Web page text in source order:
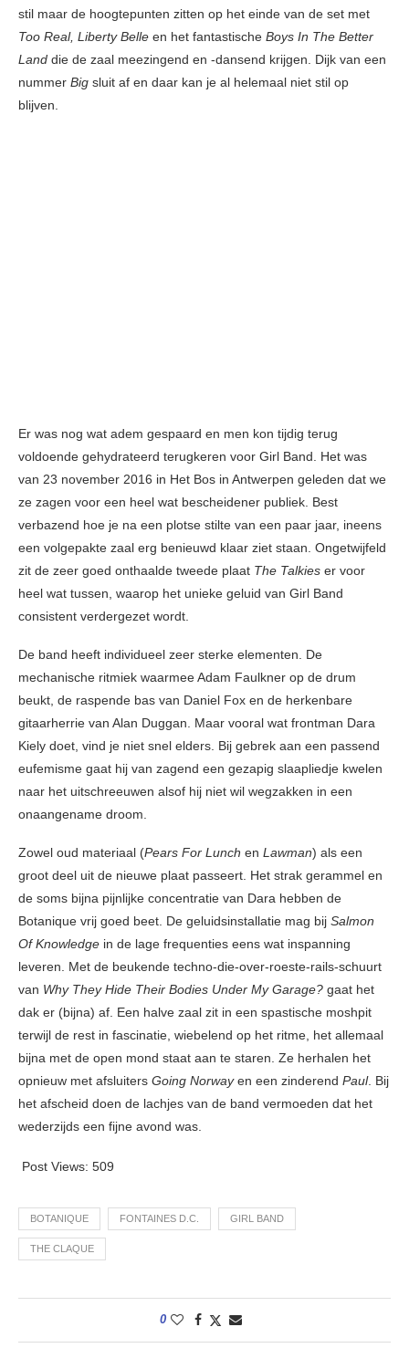
stil maar de hoogtepunten zitten op het einde van de set met
Too Real, Liberty Belle en het fantastische Boys In The Better
Land die de zaal meezingend en -dansend krijgen. Dijk van een
nummer Big sluit af en daar kan je al helemaal niet stil op
blijven.
Er was nog wat adem gespaard en men kon tijdig terug
voldoende gehydrateerd terugkeren voor Girl Band. Het was
van 23 november 2016 in Het Bos in Antwerpen geleden dat we
ze zagen voor een heel wat bescheidener publiek. Best
verbazend hoe je na een plotse stilte van een paar jaar, ineens
een volgepakte zaal erg benieuwd klaar ziet staan. Ongetwijfeld
zit de zeer goed onthaalde tweede plaat The Talkies er voor
heel wat tussen, waarop het unieke geluid van Girl Band
consistent verdergezet wordt.
De band heeft individueel zeer sterke elementen. De
mechanische ritmiek waarmee Adam Faulkner op de drum
beukt, de raspende bas van Daniel Fox en de herkenbare
gitaarherrie van Alan Duggan. Maar vooral wat frontman Dara
Kiely doet, vind je niet snel elders. Bij gebrek aan een passend
eufemisme gaat hij van zagend een gezapig slaapliedje kwelen
naar het uitschreeuwen alsof hij niet wil wegzakken in een
onaangename droom.
Zowel oud materiaal (Pears For Lunch en Lawman) als een
groot deel uit de nieuwe plaat passeert. Het strak gerammel en
de soms bijna pijnlijke concentratie van Dara hebben de
Botanique vrij goed beet. De geluidsinstallatie mag bij Salmon
Of Knowledge in de lage frequenties eens wat inspanning
leveren. Met de beukende techno-die-over-roeste-rails-schuurt
van Why They Hide Their Bodies Under My Garage? gaat het
dak er (bijna) af. Een halve zaal zit in een spastische moshpit
terwijl de rest in fascinatie, wiebelend op het ritme, het allemaal
bijna met de open mond staat aan te staren. Ze herhalen het
opnieuw met afsluiters Going Norwayen een zinderend Paul. Bij
het afscheid doen de lachjes van de band vermoeden dat het
wederzijds een fijne avond was.
Post Views: 509
BOTANIQUE FONTAINES D.C. GIRL BAND
THE CLAQUE
0